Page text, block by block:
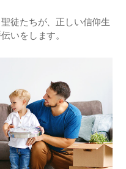
徒たちが、正しい信仰生
いをします。